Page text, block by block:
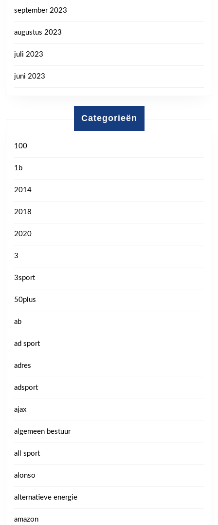
september 2023
augustus 2023
juli 2023
juni 2023
Categorieën
100
1b
2014
2018
2020
3
3sport
50plus
ab
ad sport
adres
adsport
ajax
algemeen bestuur
all sport
alonso
alternatieve energie
amazon